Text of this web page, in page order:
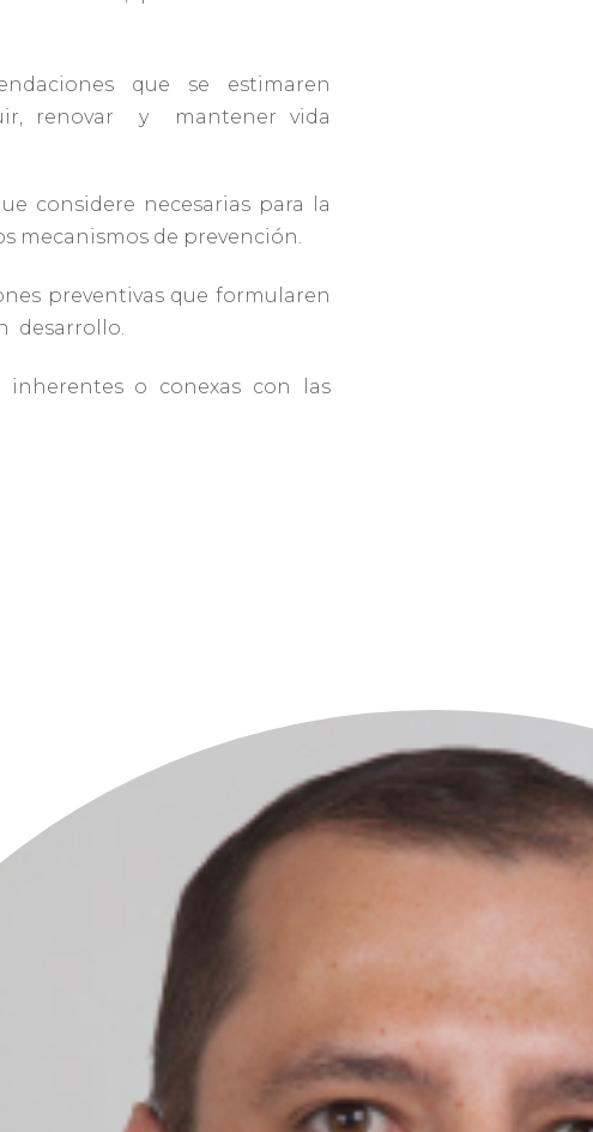
que se estimaren
renovar
y
mantener vida
considere necesarias para la
mecanismos de prevención.
preventivas que formularen
desarrollo.
inherentes o conexas con las